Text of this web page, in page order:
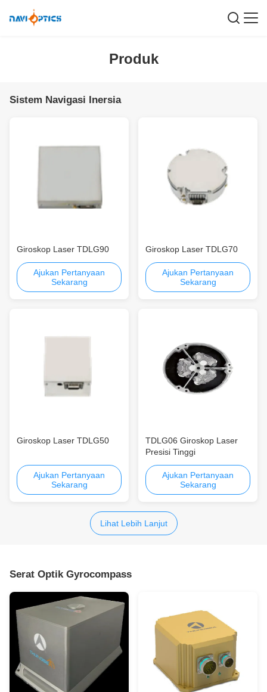
Produk
Sistem Navigasi Inersia
Giroskop Laser TDLG90
Ajukan Pertanyaan
Sekarang
Giroskop Laser TDLG70
Ajukan Pertanyaan
Sekarang
Giroskop Laser TDLG50
Ajukan Pertanyaan
Sekarang
TDLG06 Giroskop Laser
Presisi Tinggi
Ajukan Pertanyaan
Sekarang
Lihat Lebih Lanjut
Serat Optik Gyrocompass